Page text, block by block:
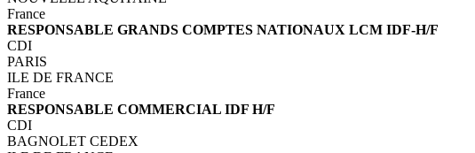
France
RESPONSABLE GRANDS COMPTES NATIONAUX LCM IDF-H/F
CDI
PARIS
ILE DE FRANCE
France
RESPONSABLE COMMERCIAL IDF H/F
CDI
BAGNOLET CEDEX